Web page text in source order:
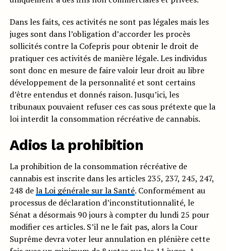
Dans les faits, ces activités ne sont pas légales mais les
juges sont dans l’obligation d’accorder les procès
sollicités contre la Cofepris pour obtenir le droit de
pratiquer ces activités de manière légale. Les individus
sont donc en mesure de faire valoir leur droit au libre
développement de la personnalité et sont certains
d’être entendus et donnés raison. Jusqu’ici, les
tribunaux pouvaient refuser ces cas sous prétexte que la
loi interdit la consommation récréative de cannabis.
Adios la prohibition
La prohibition de la consommation récréative de
cannabis est inscrite dans les articles 235, 237, 245, 247,
248 dela Loi générale sur la Santé. Conformément au
processus de déclaration d’inconstitutionnalité, le
Sénat a désormais 90 jours à compter du lundi 25 pour
modifier ces articles. S’il ne le fait pas, alors la Cour
Suprême devra voter leur annulation en plénière cette